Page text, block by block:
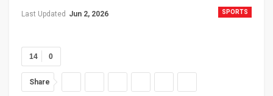
SPORTS
Last Updated Jun 2, 2026
0
14
Share